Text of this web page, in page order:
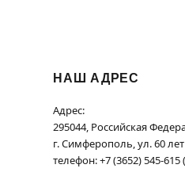
НАШ АДРЕС
Адрес:
295044, Российская
г. Симферополь, ул. 60
телефон: +7 (3652) 545-